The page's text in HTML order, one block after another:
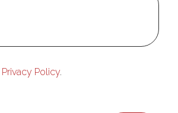
Privacy Policy.